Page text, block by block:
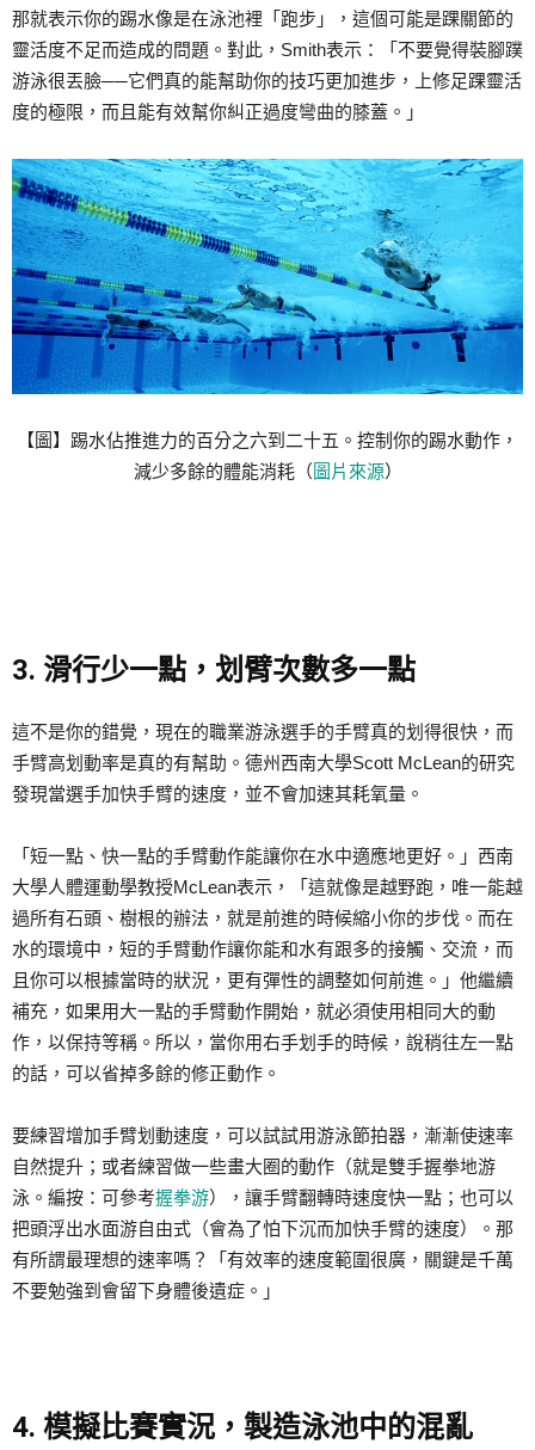
那就表示你的踢水像是在泳池裡「跑步」，這個可能是踝關節的
靈活度不足而造成的問題。對此，Smith表示：「不要覺得裝腳蹼
游泳很丟臉──它們真的能幫助你的技巧更加進步，上修足踝靈活
度的極限，而且能有效幫你糾正過度彎曲的膝蓋。」
【圖】踢水佔推進力的百分之六到二十五。控制你的踢水動作，
減少多餘的體能消耗（ 圖片來源）
3. 滑行少一點，划臂次數多一點
這不是你的錯覺，現在的職業游泳選手的手臂真的划得很快，而
手臂高划動率是真的有幫助。德州西南大學Scott McLean的研究
發現當選手加快手臂的速度，並不會加速其耗氧量。
「短一點、快一點的手臂動作能讓你在水中適應地更好。」西南
大學人體運動學教授McLean表示，「這就像是越野跑，唯一能越
過所有石頭、樹根的辦法，就是前進的時候縮小你的步伐。而在
水的環境中，短的手臂動作讓你能和水有跟多的接觸、交流，而
且你可以根據當時的狀況，更有彈性的調整如何前進。」他繼續
補充，如果用大一點的手臂動作開始，就必須使用相同大的動
作，以保持等稱。所以，當你用右手划手的時候，說稍往左一點
的話，可以省掉多餘的修正動作。
要練習增加手臂划動速度，可以試試用游泳節拍器，漸漸使速率
自然提升；或者練習做一些畫大圈的動作（就是雙手握拳地游
泳。編按：可參考握拳游），讓手臂翻轉時速度快一點；也可以
把頭浮出水面游自由式（會為了怕下沉而加快手臂的速度）。那
有所謂最理想的速率嗎？「有效率的速度範圍很廣，關鍵是千萬
不要勉強到會留下身體後遺症。」
4. 模擬比賽實況，製造泳池中的混亂